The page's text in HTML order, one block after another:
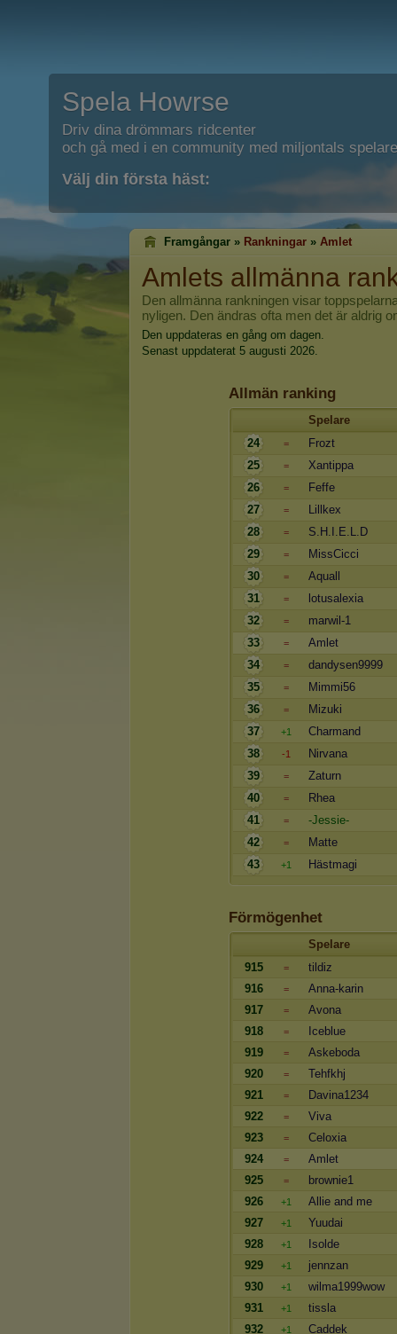
Spela Howrse
Driv dina drömmars ridcenter
och gå med i en community med miljontals
Välj din första häst:
Framgångar » Rankningar » Amlet
Amlets allmänna
Den allmänna rankningen visar
nyligen. Den ändras ofta men det är aldrig
Den uppdateras en gång om dagen.
Senast uppdaterat 5 augusti 2026.
Allmän ranking
Spelare
24
=
Frozt
25
=
Xantippa
26
=
Feffe
27
=
Lillkex
28
=
S.H.I.E.L.D
29
=
MissCicci
30
=
Aquall
31
=
lotusalexia
32
=
marwil-1
33
=
Amlet
34
=
dandysen9999
35
=
Mimmi56
36
=
Mizuki
37
+1
Charmand
38
-1
Nirvana
39
=
Zaturn
40
=
Rhea
41
=
-Jessie-
42
=
Matte
43
+1 Hästmagi
Förmögenhet
Spelare
915
=
tildiz
916
=
Anna-karin
917
=
Avona
918
=
Iceblue
919
=
Askeboda
920
=
Tehfkhj
921
=
Davina1234
922
=
Viva
923
=
Celoxia
924
=
Amlet
925
=
brownie1
926
+1
Allie and me
927
+1
Yuudai
928
+1
Isolde
929
+1
jennzan
930
+1
wilma1999wow
931
+1
tissla
932
+1
Caddek